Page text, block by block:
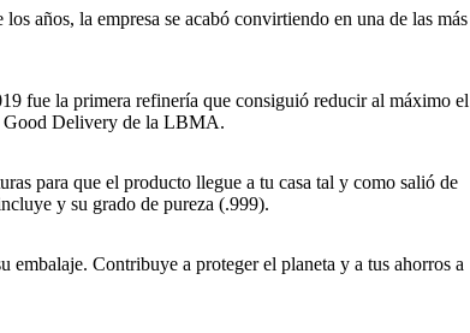
años, la empresa se acabó convirtiendo en una de las más
fue la primera refinería que consiguió reducir al máximo el
Good Delivery de la LBMA.
para que el producto llegue a tu casa tal y como salió de
y su grado de pureza (.999).
embalaje. Contribuye a proteger el planeta y a tus ahorros a